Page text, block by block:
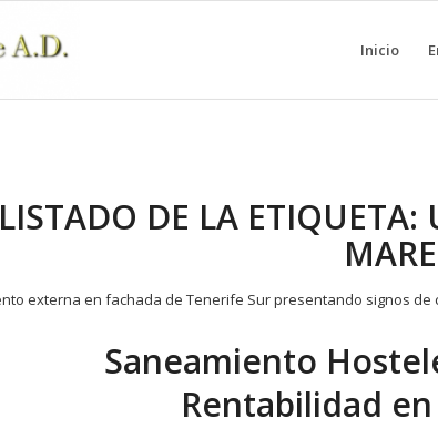
Inicio
LISTADO DE LA ETIQUETA:
Saneamiento
Rentabilidad